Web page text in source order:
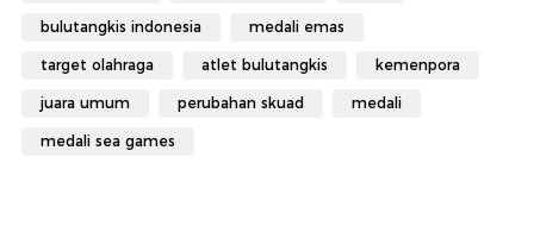
bulutangkis indonesia medali emas
target olahraga atlet bulutangkis kemenpora
juara umum perubahan skuad medali
medali sea games